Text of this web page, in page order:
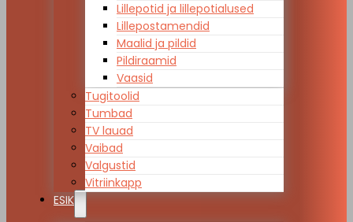
Lillepotid ja lillepotialused
Lillepostamendid
Maalid ja pildid
Pildiraamid
Vaasid
Tugitoolid
Tumbad
TV lauad
Vaibad
Valgustid
Vitriinkapp
ESIK